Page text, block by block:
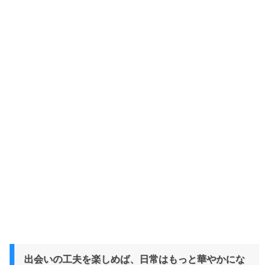
出会いの工夫を楽しめば、日常はもっと華やかにな